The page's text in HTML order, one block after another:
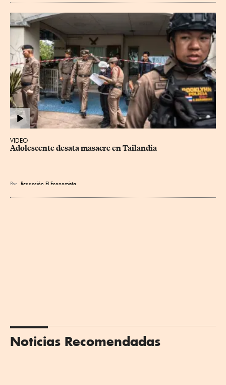
VIDEO
Adolescente desata masacre en Tailandia
Por Redacción El Economista
Noticias Recomendadas